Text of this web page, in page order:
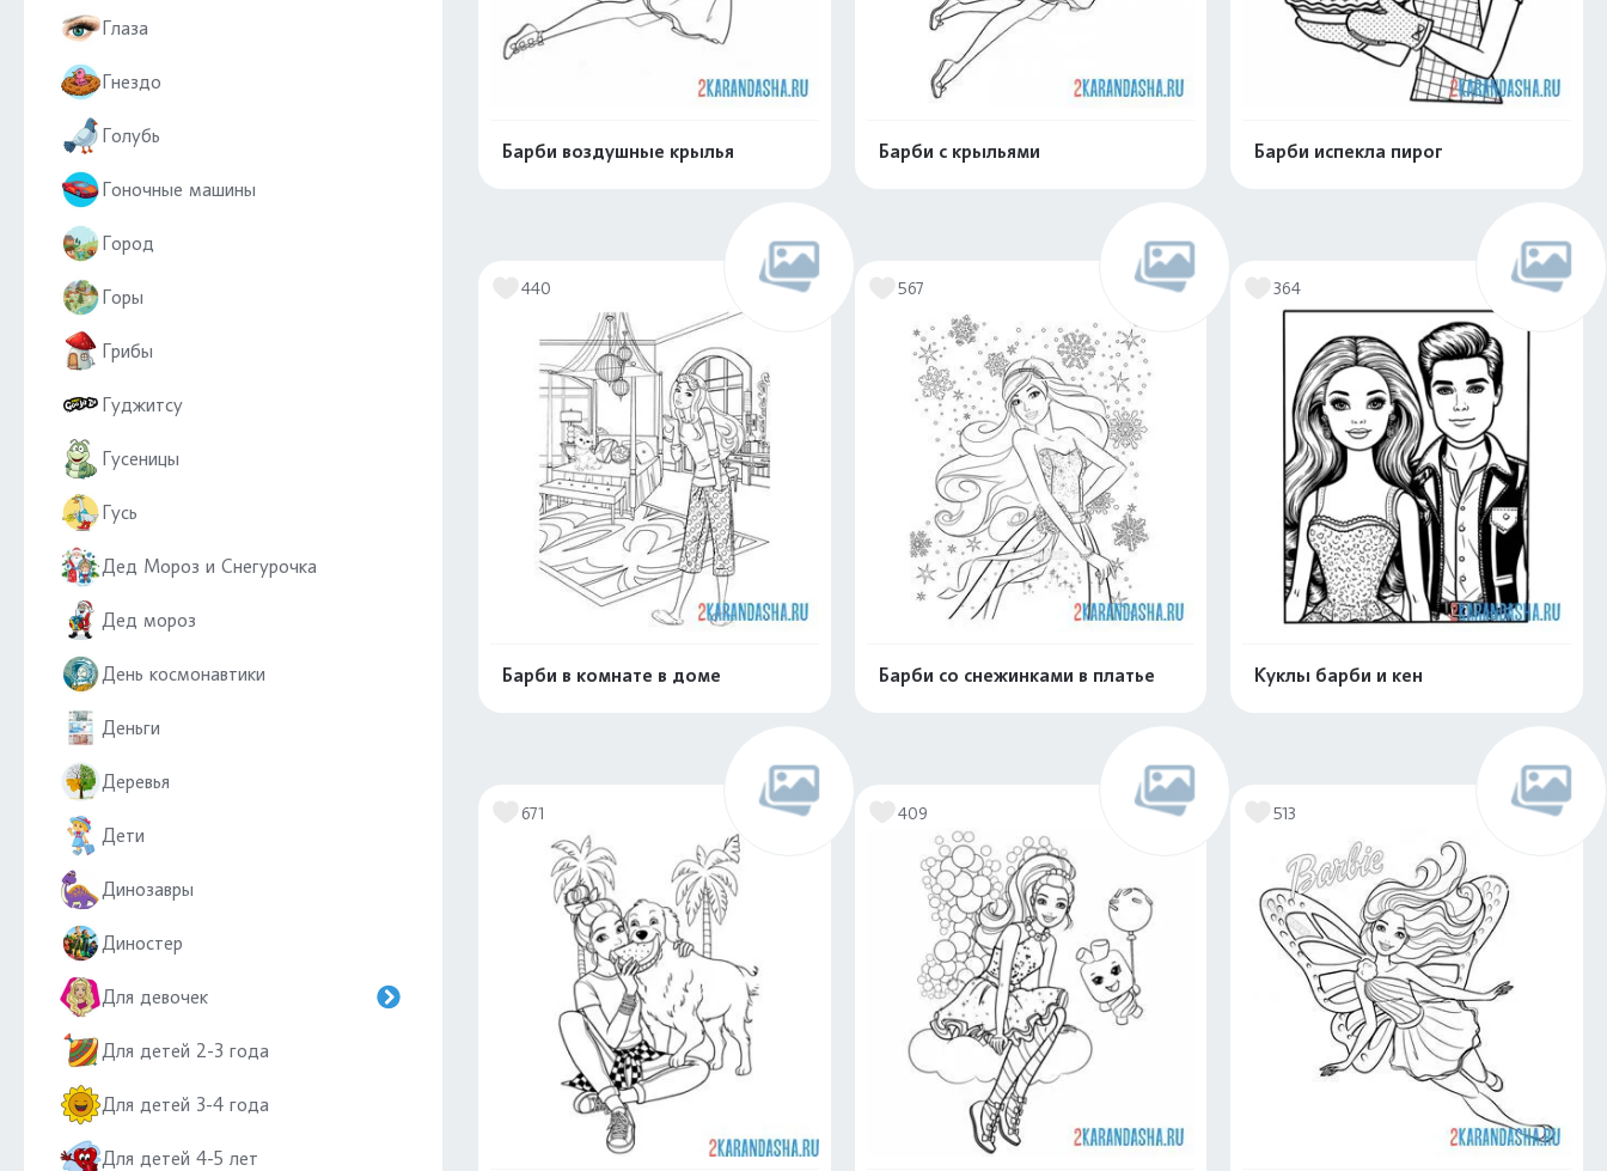
Глаза
Гнездо
Голубь
Гоночные машины
Город
Горы
Грибы
Гуджитсу
Гусеницы
Гусь
Дед Мороз и Снегурочка
Дед мороз
День космонавтики
Деньги
Деревья
Дети
Динозавры
Диностер
Для девочек
Для детей 2-3 года
Для детей 3-4 года
Для детей 4-5 лет
Барби воздушные крылья Барби с крыльями Барби испекла пирог
440
Барби в комнате в доме
567
Барби со снежинками в платье
364
Куклы барби и кен
671 409 513